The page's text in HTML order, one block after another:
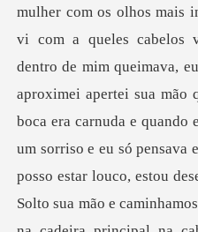
roximei apertei sua mão
boca era carnuda e quando
um sorriso e eu só pensava
posso estar louco, estou